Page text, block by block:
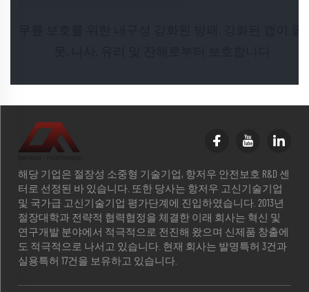
해당 기업은 절장성 소중형 기술기업, 항저우 안전보호 R&D 센
터로 선정된 바 있습니다. 또한 당사는 항저우 고신기술기업
및 국가급 고신기술기업 평가단계에 진입하였습니다. 2013년
절장대학과 전략적 협력협정을 체결한 이래 회사는 혁신 및
연구개발 분야에서 적극적으로 전진해 왔으며 신제품 창출에
도 적극적으로 나서고 있습니다. 현재 회사는 발명특허 3건과
실용특허 17건을 보유하고 있습니다.